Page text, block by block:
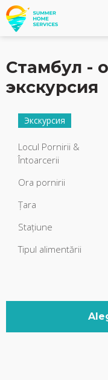
Стамбул -
экскурсия
Экскурсия
Locul Pornirii &
Întoarcerii
Ora pornirii
Țara
Stațiune
Tipul alimentării